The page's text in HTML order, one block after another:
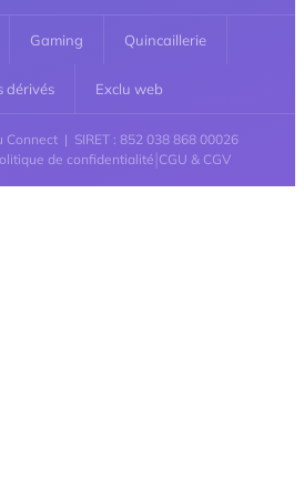
Gaming Quincaillerie
dérivés Exclu web
Connect | SIRET : 852 038 868 00026
de confidentialité |CGU & CGV